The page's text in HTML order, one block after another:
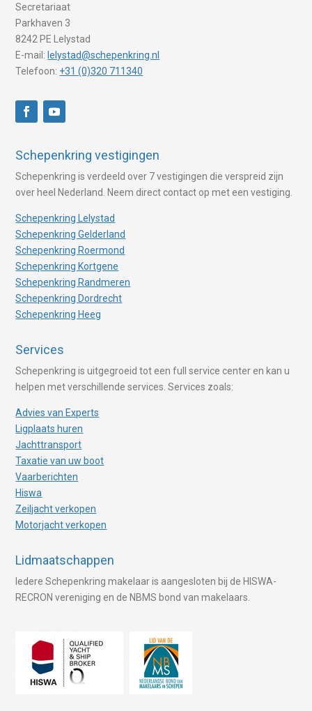
Secretariaat
Parkhaven 3
8242 PE Lelystad
E-mail: lelystad@schepenkring.nl
Telefoon: +31 (0)320 711340
Schepenkring vestigingen
Schepenkring is verdeeld over 7 vestigingen die verspreid zijn
over heel Nederland. Neem direct contact op met een vestiging.
Schepenkring Lelystad
Schepenkring Gelderland
Schepenkring Roermond
Schepenkring Kortgene
Schepenkring Randmeren
Schepenkring Dordrecht
Schepenkring Heeg
Services
Schepenkring is uitgegroeid tot een full service center en kan u
helpen met verschillende services. Services zoals:
Advies van Experts
Ligplaats huren
Jachttransport
Taxatie van uw boot
Vaarberichten
Hiswa
Zeiljacht verkopen
Motorjacht verkopen
Lidmaatschappen
Iedere Schepenkring makelaar is aangesloten bij de HISWA-
RECRON vereniging en de NBMS bond van makelaars.